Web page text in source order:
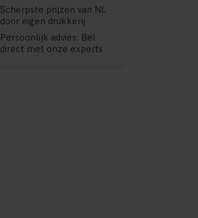
Scherpste prijzen van NL
door eigen drukkerij
Persoonlijk advies: Bel
direct met onze experts